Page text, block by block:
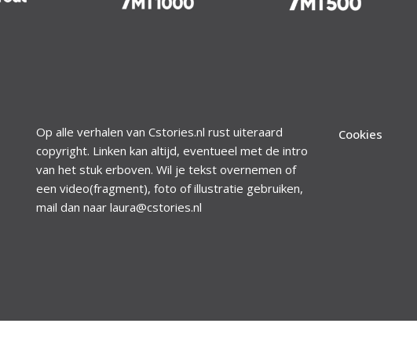
Op alle verhalen van Cstories.nl rust uiteraard
copyright. Linken kan altijd, eventueel met de intro
van het stuk erboven. Wil je tekst overnemen of
een video(fragment), foto of illustratie gebruiken,
mail dan naar laura@cstories.nl
Cookies